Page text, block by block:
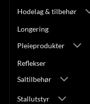
Hodelag & tilbehør
Longering
Pleieprodukter
Reflekser
Saltilbehør
Stallutstyr